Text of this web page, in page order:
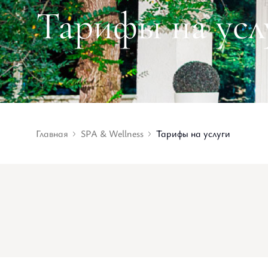
Тарифы на
Главная SPA & Wellness Тарифы на услуги